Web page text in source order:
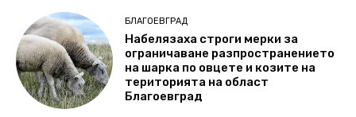
БЛАГОЕВГРАД
Набелязаха строги мерки за
ограничаване разпространението
на шарка по овцете и козите на
територията на област
Благоевград